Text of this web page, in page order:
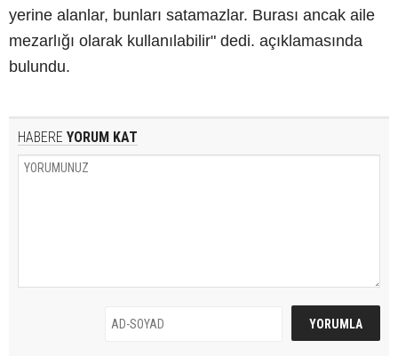
yerine alanlar, bunları satamazlar. Burası ancak aile
mezarlığı olarak kullanılabilir" dedi. açıklamasında
bulundu.
HABERE YORUM KAT